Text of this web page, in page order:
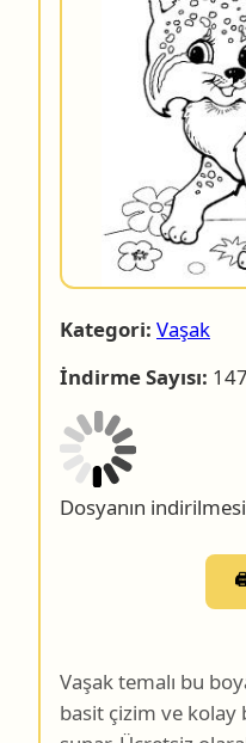
Kategori: Vaşak
İndirme Sayısı: 147
Dosyanın
sunar. Ücretsiz
evde keyifli bir